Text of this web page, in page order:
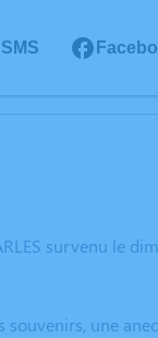
SMS
survenu le
une